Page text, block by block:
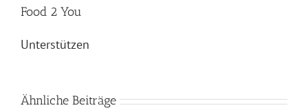
Food 2 You
Unterstützen
Ähnliche Beiträge